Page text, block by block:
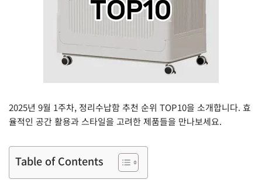
2025년 9월 1주차, 정리수납함 추천 순위 TOP10을 소개합니다. 효
율적인 공간 활용과 스타일을 고려한 제품들을 만나보세요.
Table of Contents